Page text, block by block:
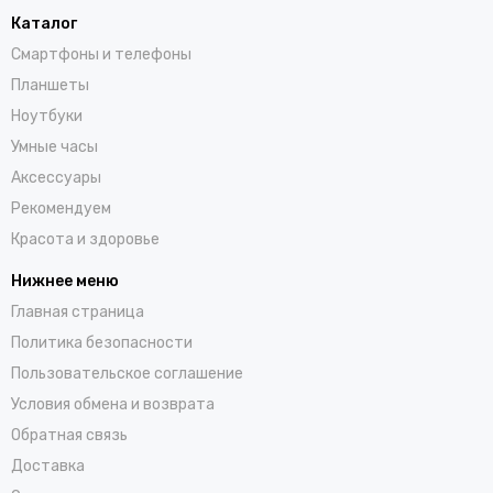
Каталог
Смартфоны и телефоны
Планшеты
Ноутбуки
Умные часы
Аксессуары
Рекомендуем
Красота и здоровье
Нижнее меню
Главная страница
Политика безопасности
Пользовательское соглашение
Условия обмена и возврата
Обратная связь
Доставка